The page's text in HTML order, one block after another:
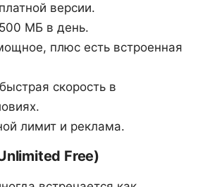
версии.
МБ в день.
плюс есть встроенная
скорость в
лимит и реклама.
Free)